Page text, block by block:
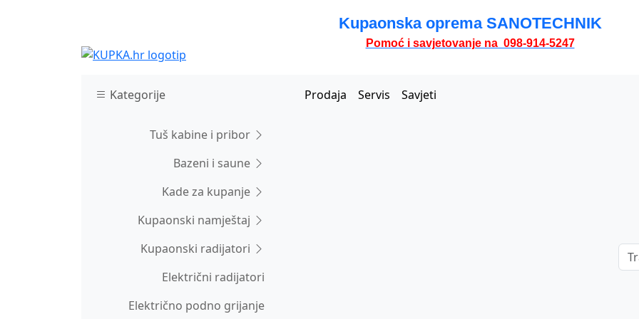
Kupaonska oprema SANOTECHNIK
Pomoć i savjetovanje na 098-914-5247
Kategorije
Tuš kabine i pribor
Bazeni i saune
Kade za kupanje
Kupaonski namještaj
Kupaonski radijatori
Električni radijatori
Električno podno grijanje
Prodaja Servis Savjeti